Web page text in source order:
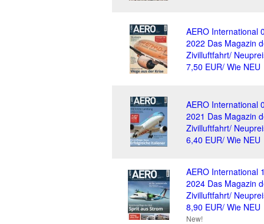
AERO International
2022 Das Magazin
Zivilluftfahrt/
7,50 EUR/ Wie NEU
AERO International
2021 Das Magazin
Zivilluftfahrt/
6,40 EUR/ Wie NEU
AERO International
2024 Das Magazin
Zivilluftfahrt/
8,90 EUR/ Wie NEU
New!